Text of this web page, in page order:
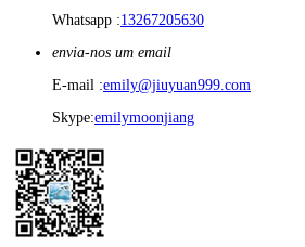
Whatsapp :13267205630
envia-nos um email
E-mail :emily@jiuyuan999.com
Skype:emilymoonjiang